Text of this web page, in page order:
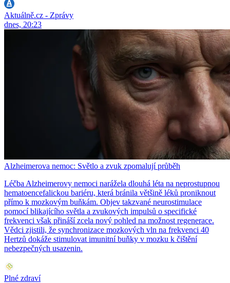
Aktuálně.cz - Zprávy
dnes, 20:23
Alzheimerova nemoc: Světlo a zvuk zpomalují průběh
Léčba Alzheimerovy nemoci narážela dlouhá léta na neprostupnou
hematoencefalickou bariéru, která bránila většině léků proniknout
přímo k mozkovým buňkám. Objev takzvané neurostimulace
pomocí blikajícího světla a zvukových impulsů o specifické
frekvenci však přináší zcela nový pohled na možnost regenerace.
Vědci zjistili, že synchronizace mozkových vln na frekvenci 40
Hertzů dokáže stimulovat imunitní buňky v mozku k čištění
nebezpečných usazenin.
Plné zdraví